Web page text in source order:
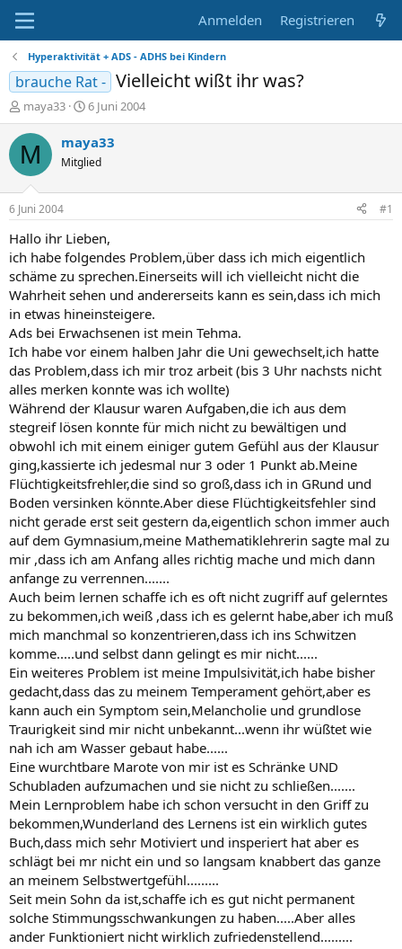
Anmelden Registrieren
Hyperaktivität + ADS - ADHS bei Kindern
brauche Rat - Vielleicht wißt ihr was?
E
r
s
t
e
r
maya33
E
r
s
t
e
t
a
6 Juni 2004
M maya33
Mitglied
6 Juni 2004 #1
Hallo ihr Lieben,
ich habe folgendes Problem,über dass ich mich eigentlich
schäme zu sprechen.Einerseits will ich vielleicht nicht die
Wahrheit sehen und andererseits kann es sein,dass ich mich
in etwas hineinsteigere.
Ads bei Erwachsenen ist mein Tehma.
Ich habe vor einem halben Jahr die Uni gewechselt,ich hatte
das Problem,dass ich mir troz arbeit (bis 3 Uhr nachsts nicht
alles merken konnte was ich wollte)
Während der Klausur waren Aufgaben,die ich aus dem
stegreif lösen konnte für mich nicht zu bewältigen und
obwohl ich mit einem einiger gutem Gefühl aus der Klausur
ging,kassierte ich jedesmal nur 3 oder 1 Punkt ab.Meine
Flüchtigkeitsfrehler,die sind so groß,dass ich in GRund und
Boden versinken könnte.Aber diese Flüchtigkeitsfehler sind
nicht gerade erst seit gestern da,eigentlich schon immer auch
auf dem Gymnasium,meine Mathematiklehrerin sagte mal zu
mir ,dass ich am Anfang alles richtig mache und mich dann
anfange zu verrennen.......
Auch beim lernen schaffe ich es oft nicht zugriff auf gelerntes
zu bekommen,ich weiß ,dass ich es gelernt habe,aber ich muß
mich manchmal so konzentrieren,dass ich ins Schwitzen
komme.....und selbst dann gelingt es mir nicht......
Ein weiteres Problem ist meine Impulsivität,ich habe bisher
gedacht,dass das zu meinem Temperament gehört,aber es
kann auch ein Symptom sein,Melancholie und grundlose
Traurigkeit sind mir nicht unbekannt...wenn ihr wüßtet wie
nah ich am Wasser gebaut habe......
Eine wurchtbare Marote von mir ist es Schränke UND
Schubladen aufzumachen und sie nicht zu schließen.......
Mein Lernproblem habe ich schon versucht in den Griff zu
bekommen,Wunderland des Lernens ist ein wirklich gutes
Buch,dass mich sehr Motiviert und insperiert hat aber es
schlägt bei mr nicht ein und so langsam knabbert das ganze
an meinem Selbstwertgefühl.........
Seit mein Sohn da ist,schaffe ich es gut nicht permanent
solche Stimmungsschwankungen zu haben.....Aber alles
ander Funktioniert nicht wirklich zufriedenstellend.........